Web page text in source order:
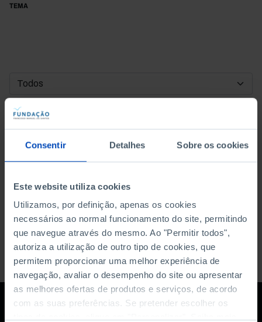
Consentir Detalhes Sobre os cookies
Este website utiliza cookies
Utilizamos, por definição, apenas os cookies
necessários ao normal funcionamento do site, permitindo
que navegue através do mesmo. Ao "Permitir todos",
autoriza a utilização de outro tipo de cookies, que
permitem proporcionar uma melhor experiência de
navegação, avaliar o desempenho do site ou apresentar
as melhores ofertas de produtos e serviços, de acordo
com as suas preferências. Se pretender escolher os
TEMA
DATA DE INÍCIO
DATA DE FIM